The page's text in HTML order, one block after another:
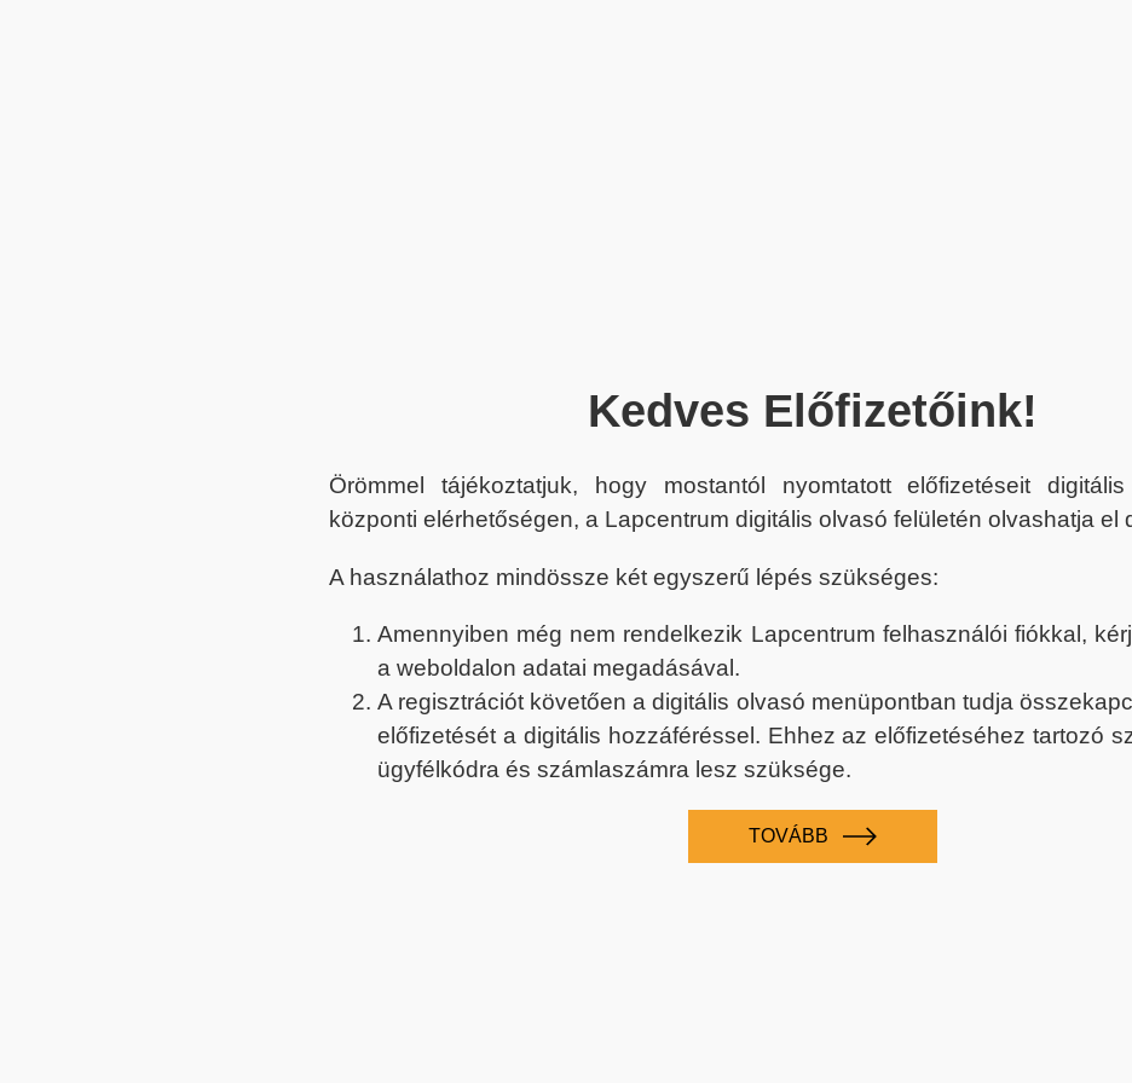
Kedves Előfizetőink!
Örömmel tájékoztatjuk, hogy mostantól nyomtatott előfizetéseit
központi elérhetőségen, a Lapcentrum digitális olvasó felületén olvashatja el
A használathoz mindössze két egyszerű lépés szükséges:
Amennyiben még nem rendelkezik Lapcentrum felhasználói fiókkal,
a weboldalon adatai megadásával.
A regisztrációt követően a digitális olvasó menüpontban tudja
előfizetését a digitális hozzáféréssel. Ehhez az előfizetéséhez tartozó
ügyfélkódra és számlaszámra lesz szüksége.
TOVÁBB